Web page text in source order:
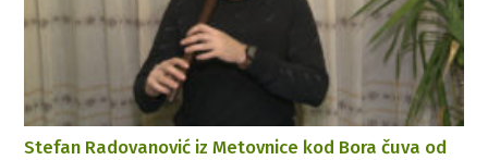
Stefan Radovanović iz Metovnice kod Bora čuva od